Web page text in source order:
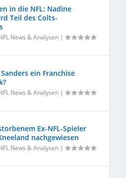
in die NFL: Nadine
Teil des Colts-
News & Analysen |
ein Franchise
News & Analysen |
Ex-NFL-Spieler
nachgewiesen
News & Analysen |